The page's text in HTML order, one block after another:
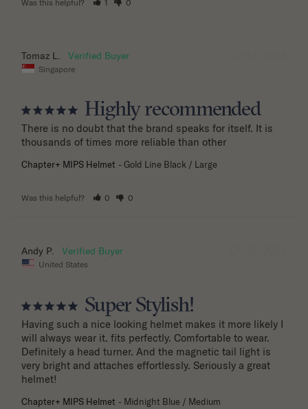
Was this helpful? 1 0
Tomaz L.
Singapore
Highly recommended
There is no doubt that the brand speaks for itself. It is
thousands of times more reliable than other
Chapter+ MIPS Helmet Gold Line Black / Large
Was this helpful? 0 0
Andy P.
United States
Super Stylish!
Having such a nice looking helmet makes it more likely I
will always wear it. fits perfectly. Comfortable to wear.
Definitely a head turner. And the magnetic tail light is
very bright and attaches effortlessly. Seriously a great
helmet!
Chapter+ MIPS Helmet Midnight Blue / Medium